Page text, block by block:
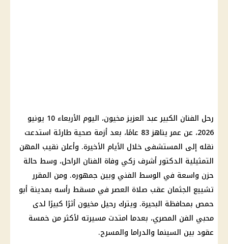
رحل الفنان الكبير عبد العزيز مخيون، اليوم الأربعاء 10 يونيو
2026، عن عمر يناهز 83 عامًا، بعد أزمة صحية طارئة استدعت
نقله إلى المستشفى خلال الأيام الأخيرة. وأعلن نقيب المهن
التمثيلية الدكتور أشرف زكي وفاة الفنان الراحل، وسط حالة
حزن واسعة في الوسط الفني وبين جمهوره. ومن المقرر
تشييع الجثمان عقب صلاة العصر في مسقط رأسه بمدينة أبو
حمص بمحافظة البحيرة. ويترك رحيل مخيون أثرًا كبيرًا لدى
محبي الفن المصري، بعدما امتدت مسيرته لأكثر من خمسة
عقود بين السينما والدراما والمسرح.